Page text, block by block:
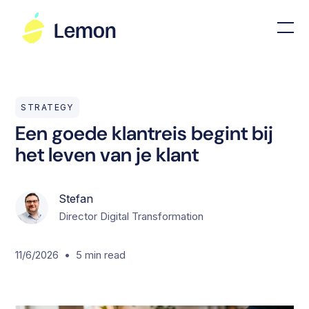
STRATEGY
Een goede klantreis begint bij
het leven van je klant
Stefan
Director Digital Transformation
11/6/2026 • 5 min read